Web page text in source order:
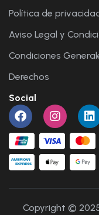
Política de
Aviso Legal y
Condiciones
Derechos
Social
Copyright ©